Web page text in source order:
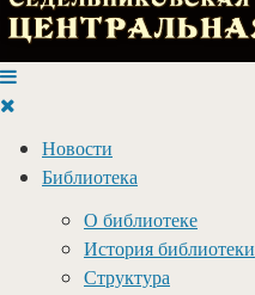
Новости
Библиотека
О библиотеке
История библиотеки
Структура